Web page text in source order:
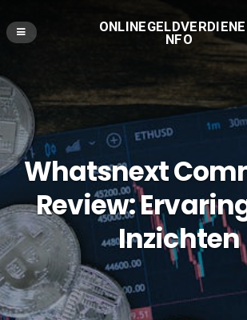
NFO
Whatsnext
Review:
Inzichten